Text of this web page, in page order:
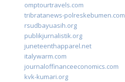
omptourtravels.com
tribratanews-polreskebumen.com
rsudbayuasih.org
publikjurnalistik.org
juneteenthapparel.net
italywarm.com
journaloffinanceeconomics.com
kvk-kumari.org